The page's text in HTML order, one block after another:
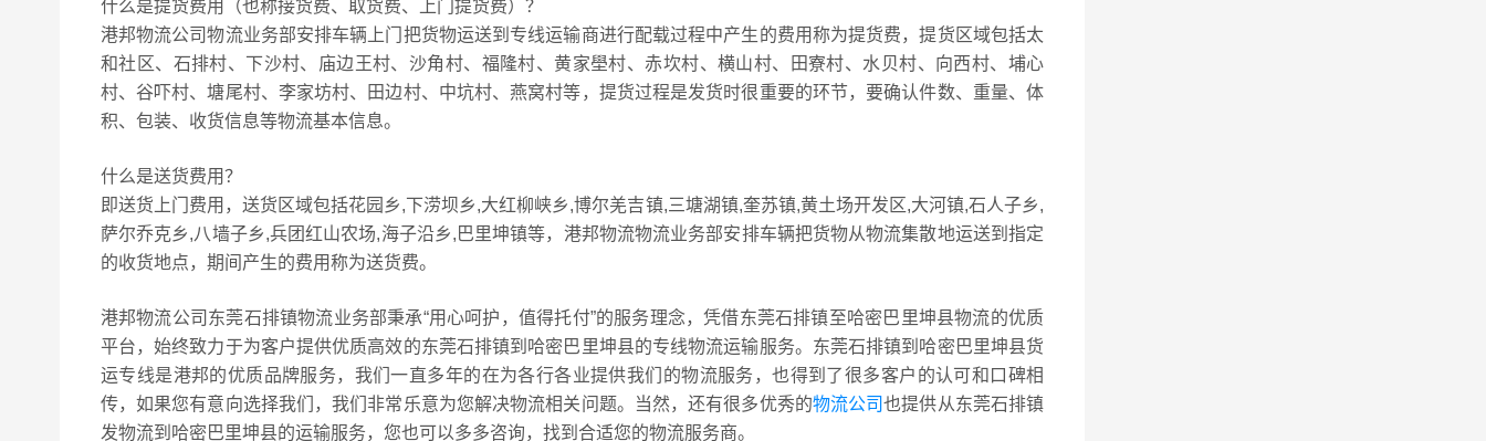
什么是提货费用（也称接货费、取货费、上门提货费）？
港邦物流公司物流业务部安排车辆上门把货物运送到专线运输商进行配载过程中产生的费用称为提货费，提货区域包括太
和社区、石排村、下沙村、庙边王村、沙角村、福隆村、黄家壆村、赤坎村、横山村、田寮村、水贝村、向西村、埔心
村、谷吓村、塘尾村、李家坊村、田边村、中坑村、燕窝村等，提货过程是发货时很重要的环节，要确认件数、重量、体
积、包装、收货信息等物流基本信息。
什么是送货费用？
即送货上门费用，送货区域包括花园乡,下涝坝乡,大红柳峡乡,博尔羌吉镇,三塘湖镇,奎苏镇,黄土场开发区,大河镇,石人子乡,
萨尔乔克乡,八墙子乡,兵团红山农场,海子沿乡,巴里坤镇等，港邦物流物流业务部安排车辆把货物从物流集散地运送到指定
的收货地点，期间产生的费用称为送货费。
港邦物流公司东莞石排镇物流业务部秉承“用心呵护，值得托付”的服务理念，凭借东莞石排镇至哈密巴里坤县物流的优质
平台，始终致力于为客户提供优质高效的东莞石排镇到哈密巴里坤县的专线物流运输服务。东莞石排镇到哈密巴里坤县货
运专线是港邦的优质品牌服务，我们一直多年的在为各行各业提供我们的物流服务，也得到了很多客户的认可和口碑相
传，如果您有意向选择我们，我们非常乐意为您解决物流相关问题。当然，还有很多优秀的物流公司也提供从东莞石排镇
发物流到哈密巴里坤县的运输服务，您也可以多多咨询，找到合适您的物流服务商。